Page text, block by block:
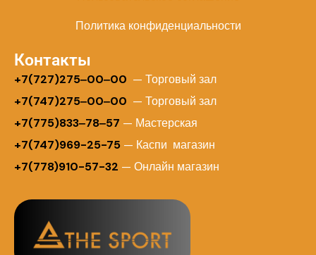
Политика конфиденциальности
Контакты
+7(727)275‒00‒00 — Торговый зал
+7(747)275‒00‒00 — Торговый зал
+7(775)833‒78‒57 — Мастерская
+7(747)969-25-75 — Каспи магазин
+7(778)910-57-32 — Онлайн магазин